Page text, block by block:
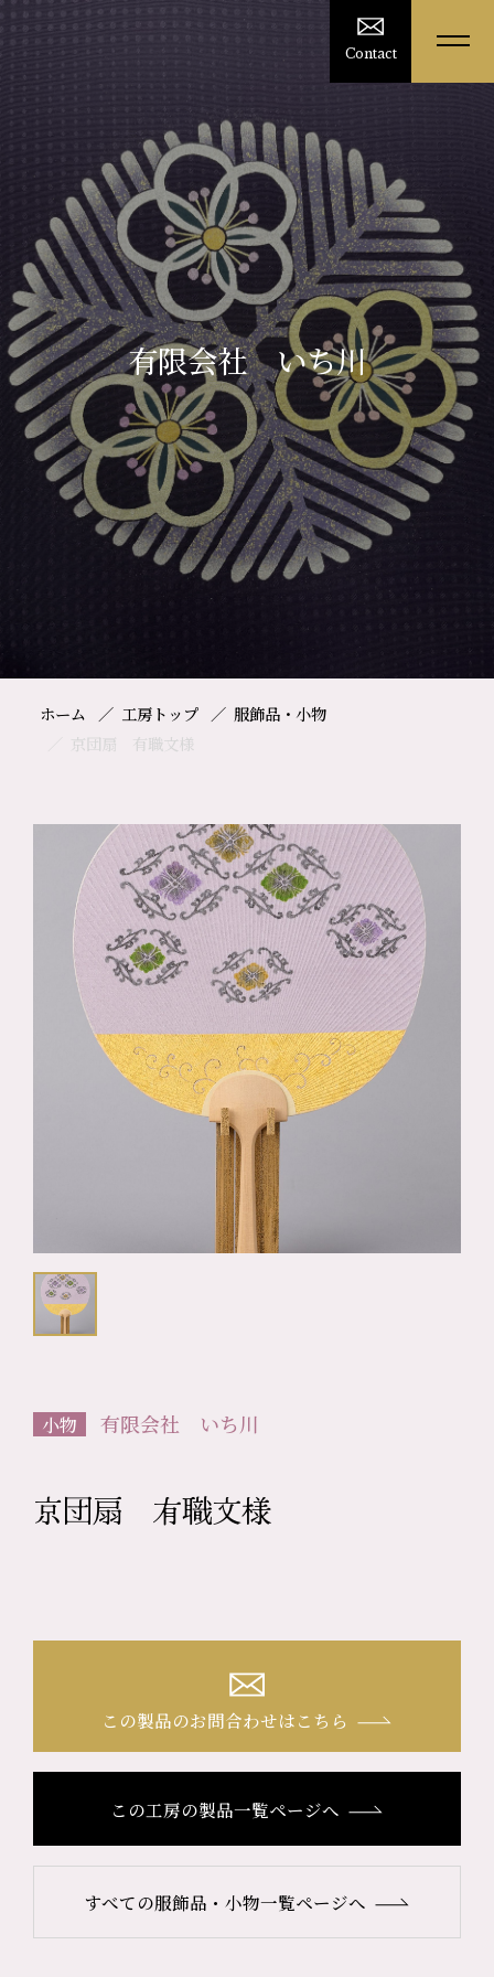
Contact
有限会社 いち川
ホーム 工房トップ
服飾品・小物
京団扇 有職文様
小物 有限会社 いち川
京団扇 有職文様
この製品のお問合わせはこちら
この工房の製品一覧ページへ
すべての服飾品・小物一覧ページへ